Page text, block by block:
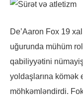
De’Aaron Fox 19
uğurunda mühüm
qabiliyyətini
yoldaşlarına kömək
möhkəmləndirdi.